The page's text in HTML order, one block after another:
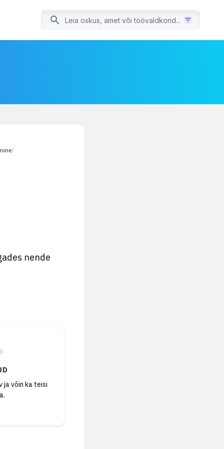
/
nende
ja võin ka teisi